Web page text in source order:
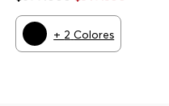
+ 2 Colores